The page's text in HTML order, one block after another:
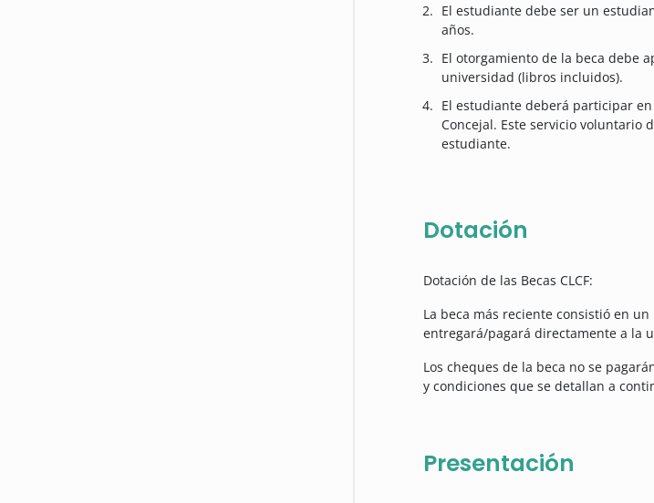
El estudiante debe ser un
años.
El otorgamiento de la beca debe
universidad (libros incluidos).
El estudiante deberá participar
Concejal. Este servicio voluntario
estudiante.
Dotación
Dotación de las Becas CLCF:
La beca más reciente consistió en
entregará/pagará directamente a la
Los cheques de la beca no se
y condiciones que se detallan a
Presentación